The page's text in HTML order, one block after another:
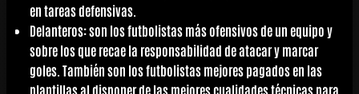
en tareas defensivas.
Delanteros: son los futbolistas más ofensivos de un equipo y
sobre los que recae la responsabilidad de atacar y marcar
goles. También son los futbolistas mejores pagados en las
plantillas al disponer de las mejores cualidades técnicas para